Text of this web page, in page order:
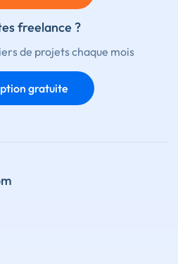
freelance ?
de projets chaque mois
gratuite